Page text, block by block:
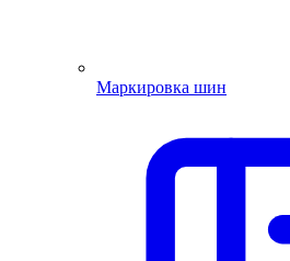
Маркировка шин